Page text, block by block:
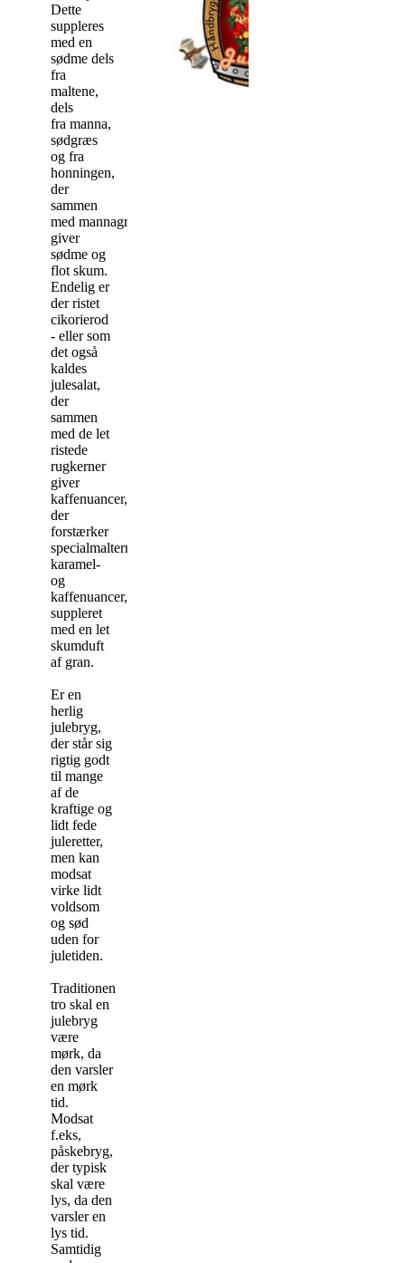
Dette
suppleres
med en
sødme dels
fra
maltene,
dels
fra manna,
sødgræs
og fra
honningen,
der
sammen
med mannagrynene
giver
sødme og
flot skum.
Endelig er
der ristet
cikorierod
- eller som
det også
kaldes
julesalat,
der
sammen
med de let
ristede
rugkerner
giver
kaffenuancer,
der
forstærker
specialmalternes
karamel-
og
kaffenuancer,
suppleret
med en let
skumduft
af gran.
Er en
herlig
julebryg,
der står sig
rigtig godt
til mange
af de
kraftige og
lidt fede
juleretter,
men kan
modsat
virke lidt
voldsom
og sød
uden for
juletiden.
Traditionen
tro skal en
julebryg
være
mørk, da
den varsler
en mørk
tid.
Modsat
f.eks,
påskebryg,
der typisk
skal være
lys, da den
varsler en
lys tid.
Samtidig